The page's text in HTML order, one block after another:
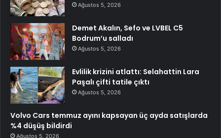
Ağustos 5, 2026
Demet Akalın, Sefo ve LVBEL C5
Bodrum’u salladı
Ağustos 5, 2026
Evlilik krizini atlattı: Selahattin Lara
Paşalı çifti tatile çıktı
Ağustos 5, 2026
Volvo Cars temmuz ayını kapsayan üç ayda satışlarda
%4 düşüş bildirdi
Ağustos 5, 2026